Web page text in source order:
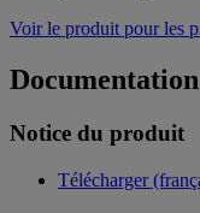
Voir le produit pour les
Documentation
Notice du produit
Télécharger